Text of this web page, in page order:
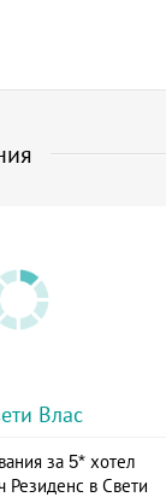
Влас
за 5* хотел
Резиденс в Свети